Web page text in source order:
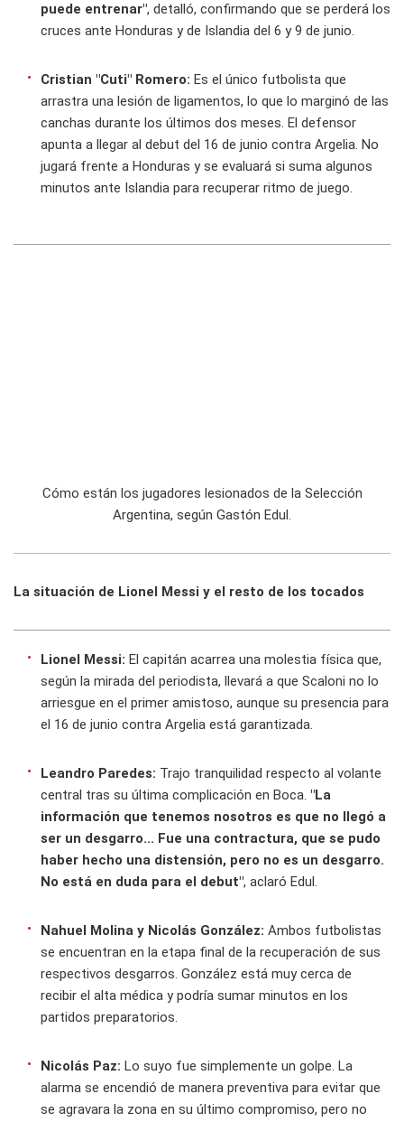
puede entrenar", detalló, confirmando que se perderá los
cruces ante Honduras y de Islandia del 6 y 9 de junio.
Cristian "Cuti" Romero: Es el único futbolista que
arrastra una lesión de ligamentos, lo que lo marginó de las
canchas durante los últimos dos meses. El defensor
apunta a llegar al debut del 16 de junio contra Argelia. No
jugará frente a Honduras y se evaluará si suma algunos
minutos ante Islandia para recuperar ritmo de juego.
Cómo están los jugadores lesionados de la Selección
Argentina, según Gastón Edul.
La situación de Lionel Messi y el resto de los tocados
Lionel Messi: El capitán acarrea una molestia física que,
según la mirada del periodista, llevará a que Scaloni no lo
arriesgue en el primer amistoso, aunque su presencia para
el 16 de junio contra Argelia está garantizada.
Leandro Paredes: Trajo tranquilidad respecto al volante
central tras su última complicación en Boca. "La
información que tenemos nosotros es que no llegó a
ser un desgarro... Fue una contractura, que se pudo
haber hecho una distensión, pero no es un desgarro.
No está en duda para el debut", aclaró Edul.
Nahuel Molina y Nicolás González: Ambos futbolistas
se encuentran en la etapa final de la recuperación de sus
respectivos desgarros. González está muy cerca de
recibir el alta médica y podría sumar minutos en los
partidos preparatorios.
Nicolás Paz: Lo suyo fue simplemente un golpe. La
alarma se encendió de manera preventiva para evitar que
se agravara la zona en su último compromiso, pero no